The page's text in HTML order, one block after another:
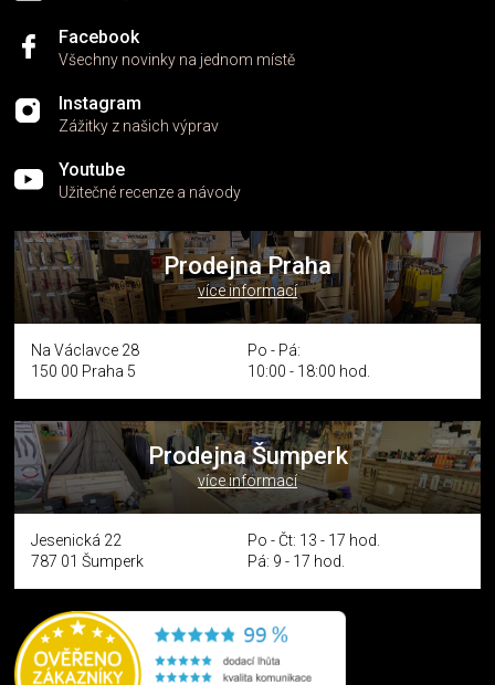
Facebook
Všechny novinky na jednom místě
Instagram
Zážitky z našich výprav
Youtube
Užitečné recenze a návody
Prodejna Praha
více informací
Na Václavce 28
150 00 Praha 5
Po - Pá:
10:00 - 18:00 hod.
Prodejna Šumperk
více informací
Jesenická 22
787 01 Šumperk
Po - Čt: 13 - 17 hod.
Pá: 9 - 17 hod.